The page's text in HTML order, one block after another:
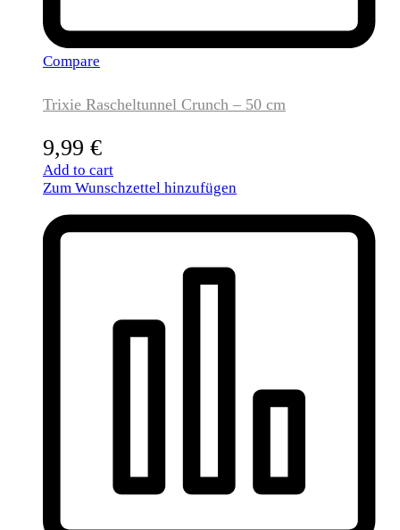
Compare
Trixie Rascheltunnel Crunch – 50 cm
9,99 €
Add to cart
Zum Wunschzettel hinzufügen